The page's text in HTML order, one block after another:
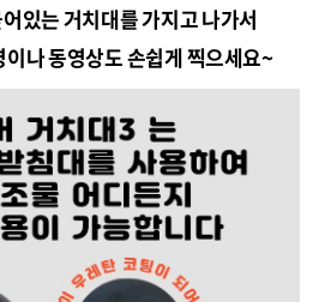
있는 거치대를 가지고 나가서
나 동영상도 손쉽게 찍으세요~